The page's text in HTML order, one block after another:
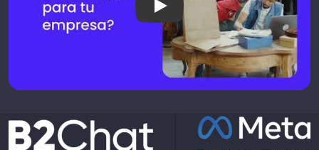
¿WhatsApp para tu